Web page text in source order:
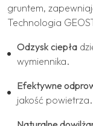
gruntem,
Technologia
Odzysk ciepła
wymiennika.
Efektywne
jakość powietrza.